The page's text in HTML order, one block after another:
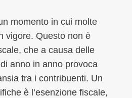
momento in cui molte
vigore. Questo non è
che a causa delle
anno in anno provoca
tra i contribuenti. Un
è l’esenzione fiscale,